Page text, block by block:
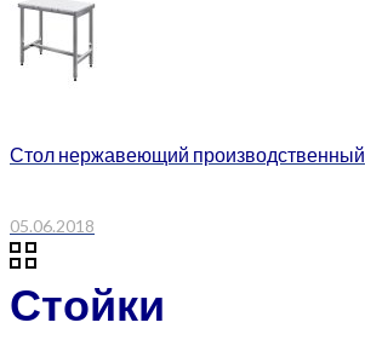
Стол нержавеющий производственный
05.06.2018
Стойки